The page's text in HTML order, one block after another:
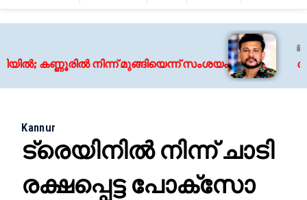
കണ്ണൂരിൽ നിന്ന് മുങ്ങിയെന്ന് സംശയം
അർജുൻ
Kannur
ട്രെയിനിൽ നിന്ന് ചാടി
രക്ഷപ്പെട്ട പോക്സോ